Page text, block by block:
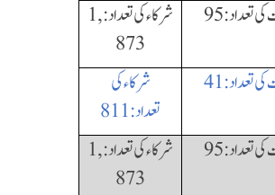
تعداد:95 شرکاء کی تعداد:1,
873
تعداد:41
شرکاء کی
تعداد:811
تعداد:95 شرکاء کی تعداد:1,
873